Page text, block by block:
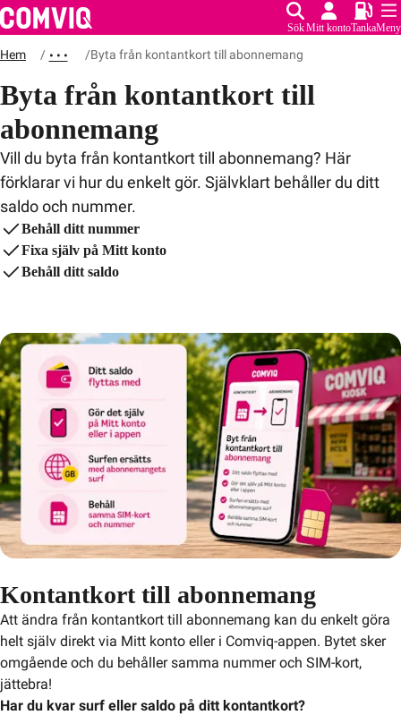
SökMitt kontoTankaMeny
Hem • • • Byta från kontantkort till abonnemang
Byta från kontantkort till
abonnemang
Vill du byta från kontantkort till abonnemang? Här
förklarar vi hur du enkelt gör. Självklart behåller du ditt
saldo och nummer.
Behåll ditt nummer
Fixa själv på Mitt konto
Behåll ditt saldo
Kontantkort till abonnemang
Att ändra från kontantkort till abonnemang kan du enkelt göra
helt själv direkt via Mitt konto eller i Comviq-appen. Bytet sker
omgående och du behåller samma nummer och SIM-kort,
jättebra!
Har du kvar surf eller saldo på ditt kontantkort?